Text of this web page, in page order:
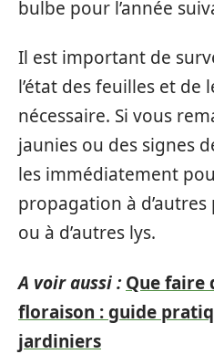
bulbe pour l’année
Il est important de
l’état des feuilles et de
nécessaire. Si vous
jaunies ou des signes
les immédiatement
propagation à
ou à d’autres lys.
A voir aussi : Que faire
floraison : guide
jardiniers